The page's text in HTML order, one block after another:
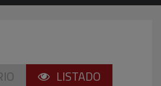
LISTADO